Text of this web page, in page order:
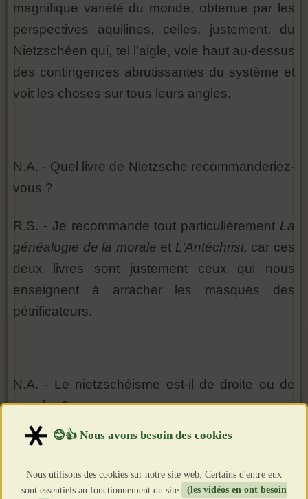
magnifique variété du monde, obtenue par les
perspectives aquilines, celles, justement, du
Nietzschéen qui, tel l’aigle, vole haut au-dessus
des contingences abrutissantes du système et
voit les choses sur tous leurs angles.
N.A. - Quel livre de Nietzsche recommanderiez-
vous ?
R.S. - Je recommande tout particulièrement La
généalogie de la morale et L’Antéchrist, car ces
deux livres sont justement ceux qui nous
enseignent à arracher les masques des
pétrificateurs.
N.A. - Le nietzschéisme est-il de droite ou de
gauche ?
R.S. - Parce qu’il voulait bousculer les tables
des valeurs au 19
siècle, le nietzschéisme a
d’abord été la marque des révolutionnaires de
Nous utilisons des cookies sur notre site web. Certains d'entre eux
sont essentiels au fonctionnement du site
(les vidéos en ont besoin